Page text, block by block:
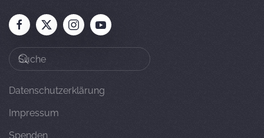
Datenschutzerklärung
Impressum
Spenden